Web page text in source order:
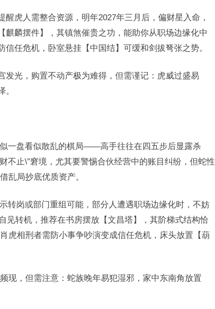
虎人需整合资源，明年2027年三月后，偏财星入命，
麒麟摆件】，其镇煞催贵之功，能助你从职场边缘化中
任危机，卧室悬挂【中国结】可缓和剑拔弩张之势。
发光，购置不动产极为难得，但需谨记：虎威过盛易
。
一盘看似散乱的棋局——高手往往在四五步后显露杀
不止\”窘境，尤其要警惕合伙经营中的账目纠纷，但蛇性
乱局抄底优质资产。
转岗或部门重组可能，部分人遭遇职场边缘化时，不妨
见转机，推荐在书房摆放【文昌塔】，其阶梯式结构恰
虎相刑者需防小事争吵演变成信任危机，床头放置【葫
现，但需注意：蛇族晚年易犯湿邪，家中东南角放置